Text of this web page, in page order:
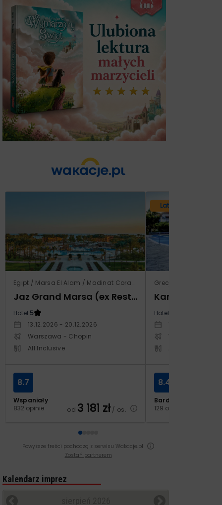
Egipt / Marsa El Alam / Madinat Coraya
Jaz Grand Marsa (ex Resta Grand Resort)
Hotel:5
13.12.2026 - 20.12.2026
Warszawa - Chopin
All Inclusive
Wspaniały
832 opinie
8.7
od 3 181 zł/ os.
Lato 2026
Grecja / Samos /
Kampos
Hotel:
Warszawa -
Bardzo dobry
129 opinii
8.4
Powyższe treści pochodzą z serwisu Wakacje.pl
Zostań partnerem
Kalendarz imprez